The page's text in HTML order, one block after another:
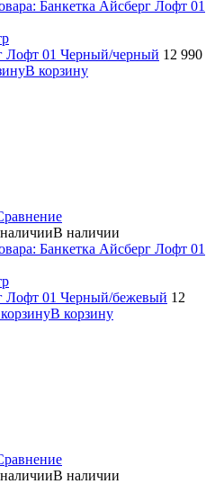
Лофт 01 Черный/черный 12 990
В корзину
В наличии
Лофт 01 Черный/бежевый 12
В корзину
В наличии